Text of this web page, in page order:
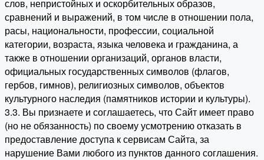
слов, непристойных и оскорбительных образов,
сравнений и выражений, в том числе в отношении пола,
расы, национальности, профессии, социальной
категории, возраста, языка человека и гражданина, а
также в отношении организаций, органов власти,
официальных государственных символов (флагов,
гербов, гимнов), религиозных символов, объектов
культурного наследия (памятников истории и культуры).
3.3. Вы признаете и соглашаетесь, что Сайт имеет право
(но не обязанность) по своему усмотрению отказать в
предоставление доступа к сервисам Сайта, за
нарушение Вами любого из пунктов данного соглашения.